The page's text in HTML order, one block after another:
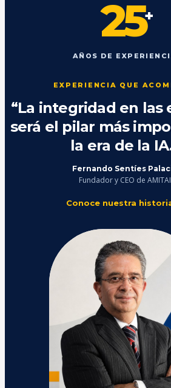
25+
AÑOS DE
EXPERIENCIA QUE
“La integridad en las
será el pilar más
la era de la
Fernando Sentíes
Fundador y CEO de AMITAI
Conoce nuestra